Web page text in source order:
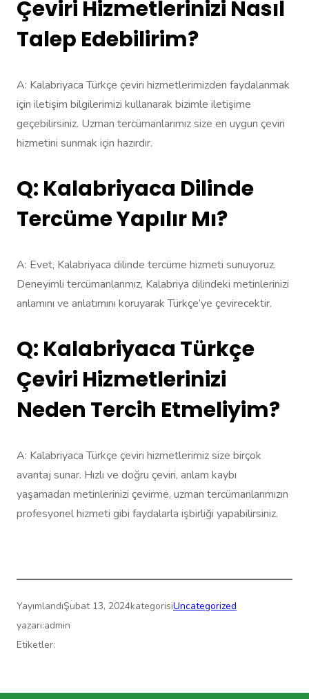
Çeviri Hizmetlerinizi Nasıl
Talep Edebilirim?
A: Kalabriyaca Türkçe çeviri hizmetlerimizden faydalanmak
için iletişim bilgilerimizi kullanarak bizimle iletişime
geçebilirsiniz. Uzman tercümanlarımız size en uygun çeviri
hizmetini sunmak için hazırdır.
Q: Kalabriyaca Dilinde
Tercüme Yapılır Mı?
A: Evet, Kalabriyaca dilinde tercüme hizmeti sunuyoruz.
Deneyimli tercümanlarımız, Kalabriya dilindeki metinlerinizi
anlamını ve anlatımını koruyarak Türkçe’ye çevirecektir.
Q: Kalabriyaca Türkçe
Çeviri Hizmetlerinizi
Neden Tercih Etmeliyim?
A: Kalabriyaca Türkçe çeviri hizmetlerimiz size birçok
avantaj sunar. Hızlı ve doğru çeviri, anlam kaybı
yaşamadan metinlerinizi çevirme, uzman tercümanlarımızın
profesyonel hizmeti gibi faydalarla işbirliği yapabilirsiniz.
YayımlandıŞubat 13, 2024kategorisiUncategorized
yazarı:admin
Etiketler: